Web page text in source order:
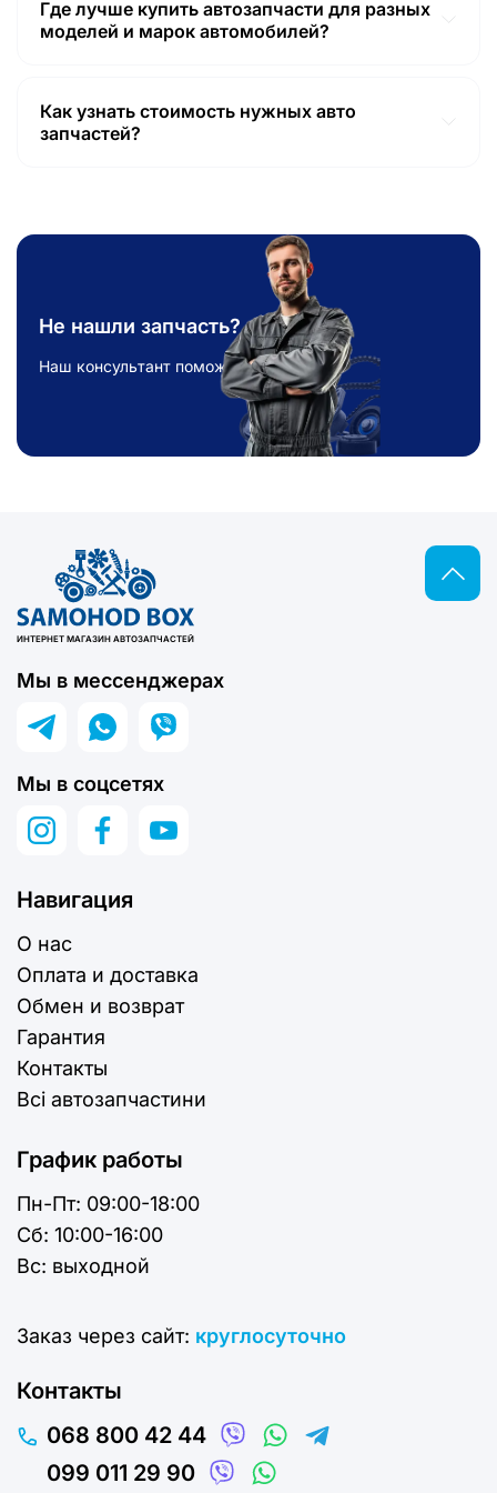
доставка крупногабаритных товаров (двигателей,
КПП, кузовных элементов авто, КПП и т.п.) возможна
Где лучше купить автозапчасти для разных
моделей и марок автомобилей?
для любых марок и моделей авто. У нас очень
широкий выбор запасных частей для автомобилей,
быстрая доставка, удобный поиск по каталогу и
Как узнать стоимость нужных авто
запчастей?
автозапчастей указана стоимость каждой позиции,
включая оригинальные и аналоги, а также б/у товары.
Вы можете сравнить цены и выбрать подходящий
вариант. Заказать автозапчасти у нас просто –
добавьте товар в корзину и оформите заказ онлайн.
Не нашли запчасть?
Наш консультант поможет!
ИНТЕРНЕТ МАГАЗИН АВТОЗАПЧАСТЕЙ
Мы в мессенджерах
Мы в соцсетях
Навигация
О нас
Оплата и доставка
Обмен и возврат
Гарантия
Контакты
Всі автозапчастини
График работы
Пн-Пт: 09:00-18:00
Cб: 10:00-16:00
Вс: выходной
Заказ через сайт: круглосуточно
Контакты
068 800 42 44
099 011 29 90